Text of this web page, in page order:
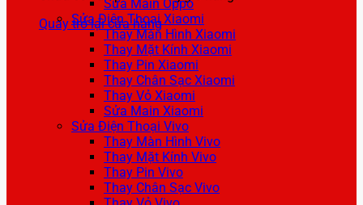
Quay trở lại cửa hàng
Sửa Main Oppo
Sửa Điện Thoại Xiaomi
Thay Màn Hình Xiaomi
Thay Mặt Kính Xiaomi
Thay Pin Xiaomi
Thay Chân Sạc Xiaomi
Thay Vỏ Xiaomi
Sửa Main Xiaomi
Sửa Điện Thoại Vivo
Thay Màn Hình Vivo
Thay Mặt Kính Vivo
Thay Pin Vivo
Thay Chân Sạc Vivo